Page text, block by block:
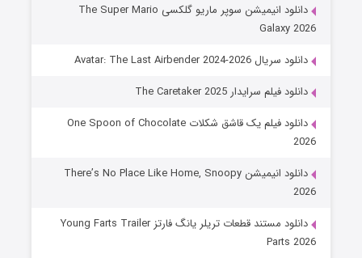
دانلود انیمیشن سوپر ماریو گلکسی The Super Mario
Galaxy 2026
دانلود سریال Avatar: The Last Airbender 2024-2026
دانلود فیلم سرایدار The Caretaker 2025
دانلود فیلم یک قاشق شکلات One Spoon of Chocolate
2026
دانلود انیمیشن There’s No Place Like Home, Snoopy
2026
دانلود مستند قطعات تریلر یانگ فارتز Young Farts Trailer
Parts 2026